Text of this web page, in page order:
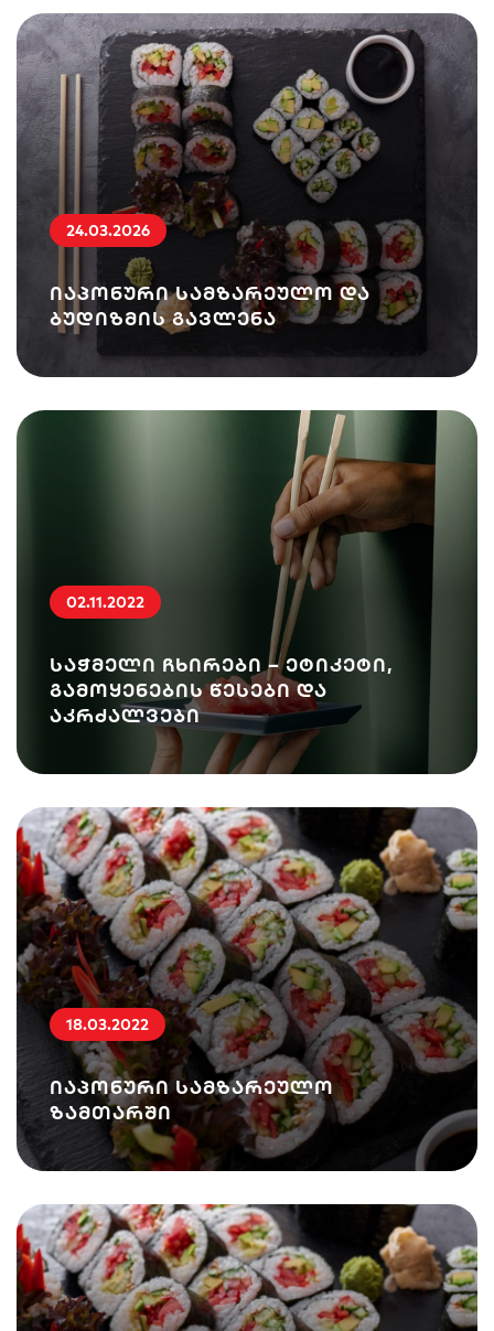
24.03.2026
იაპონური სამზარეულო და
ბუდიზმის გავლენა
02.11.2022
საჭმელი ჩხირები – ეტიკეტი,
გამოყენების წესები და
აკრძალვები
18.03.2022
იაპონური სამზარეულო
ზამთარში